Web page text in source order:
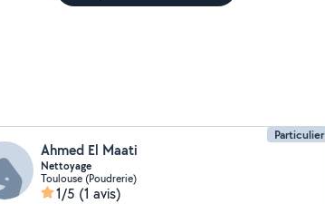
Particulier
Ahmed El Maati
Nettoyage
Toulouse (Poudrerie)
1/5 (1 avis)